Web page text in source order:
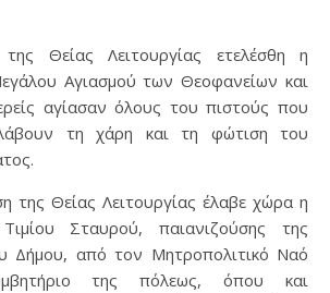
Θείας Λειτουργίας ετελέσθη η
Αγιασμού των Θεοφανείων και
αγίασαν όλους του πιστούς που
τη χάρη και τη φώτιση του
της Θείας Λειτουργίας έλαβε χώρα η
Σταυρού, παιανιζούσης της
Δήμου, από τον Μητροπολιτικό Ναό
της πόλεως, όπου και